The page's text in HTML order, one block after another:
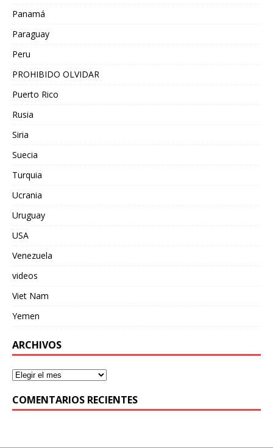
Panamá
Paraguay
Peru
PROHIBIDO OLVIDAR
Puerto Rico
Rusia
Siria
Suecia
Turquia
Ucrania
Uruguay
USA
Venezuela
videos
Viet Nam
Yemen
ARCHIVOS
COMENTARIOS RECIENTES